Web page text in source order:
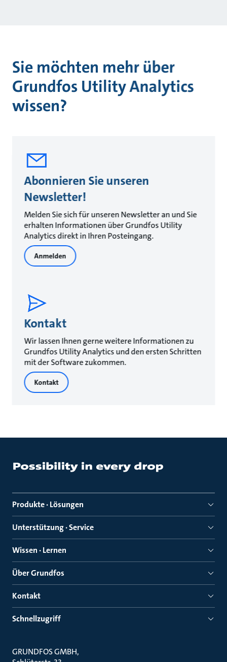
Sie möchten mehr über
Grundfos Utility Analytics
wissen?
Abonnieren Sie unseren
Newsletter!
Melden Sie sich für unseren Newsletter an und Sie
erhalten Informationen über Grundfos Utility
Analytics direkt in Ihren Posteingang.
Anmelden
Kontakt
Wir lassen Ihnen gerne weitere Informationen zu
Grundfos Utility Analytics und den ersten Schritten
mit der Software zukommen.
Kontakt
Produkte · Lösungen
Unterstützung · Service
Wissen · Lernen
Über Grundfos
Kontakt
Schnellzugriff
GRUNDFOS GMBH